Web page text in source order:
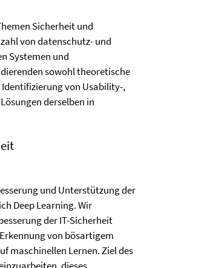
Sicherheit und
von datenschutz- und
Systemen und
sowohl theoretische
von Usability-,
derselben in
und Unterstützung der
Deep Learning. Wir
der IT-Sicherheit
von bösartigem
maschinellen Lernen. Ziel des